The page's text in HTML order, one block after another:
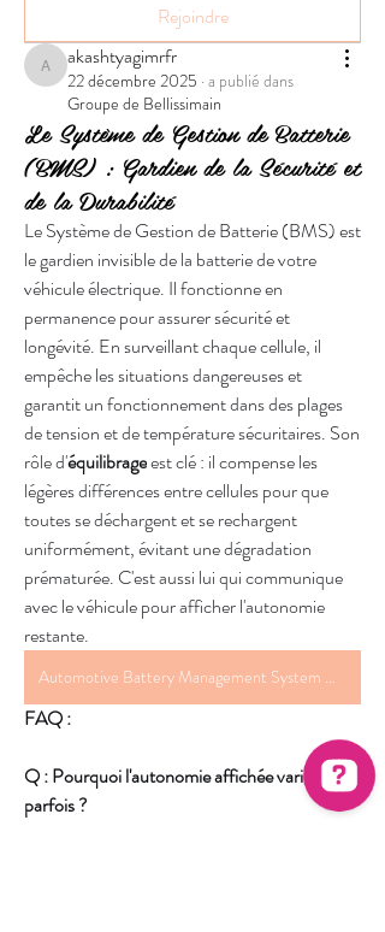
Rejoindre
akashtyagimrfr
akashtyagimrfr
22 décembre 2025 · a publié dans
Groupe de Bellissimain
Le Système de Gestion de Batterie
(BMS) : Gardien de la Sécurité et
de la Durabilité
Le Système de Gestion de Batterie (BMS) est
le gardien invisible de la batterie de votre
véhicule électrique. Il fonctionne en
permanence pour assurer sécurité et
longévité. En surveillant chaque cellule, il
empêche les situations dangereuses et
garantit un fonctionnement dans des plages
de tension et de température sécuritaires. Son
rôle d'équilibrage est clé : il compense les
légères différences entre cellules pour que
toutes se déchargent et se rechargent
uniformément, évitant une dégradation
prématurée. C'est aussi lui qui communique
avec le véhicule pour afficher l'autonomie
restante.
Automotive Battery Management System Market
FAQ :
Q : Pourquoi l'autonomie affichée varie-t-elle
parfois ?